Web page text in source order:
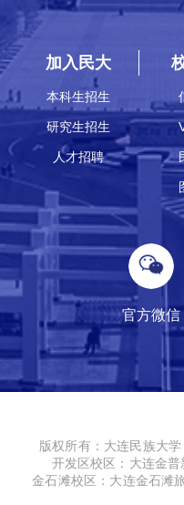
加入民大
本科生招生
研究生招生
人才招聘
官方微信
版权所有：大连民族大
开发区校区：大连金普
金石滩校区：大连金石滩